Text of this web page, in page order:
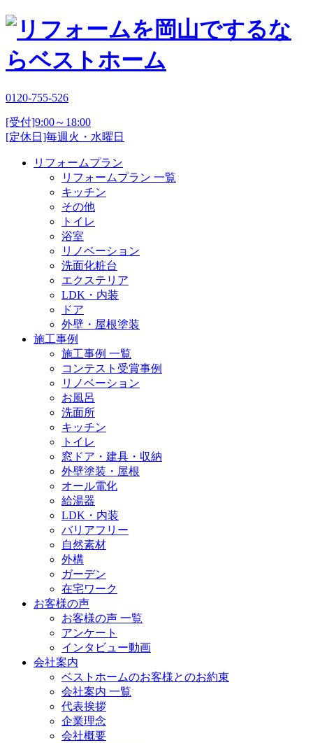
0120-755-526
[受付]9:00～18:00
[定休日]毎週火・水曜日
リフォームプラン
リフォームプラン 一覧
キッチン
その他
トイレ
浴室
リノベーション
洗面化粧台
エクステリア
LDK・内装
ドア
外壁・屋根塗装
施工事例
施工事例 一覧
コンテスト受賞事例
リノベーション
お風呂
洗面所
キッチン
トイレ
窓ドア・建具・収納
外壁塗装・屋根
オール電化
給湯器
LDK・内装
バリアフリー
自然素材
外構
ガーデン
在宅ワーク
お客様の声
お客様の声 一覧
アンケート
インタビュー動画
会社案内
ベストホームのお客様とのお約束
会社案内 一覧
代表挨拶
企業理念
会社概要